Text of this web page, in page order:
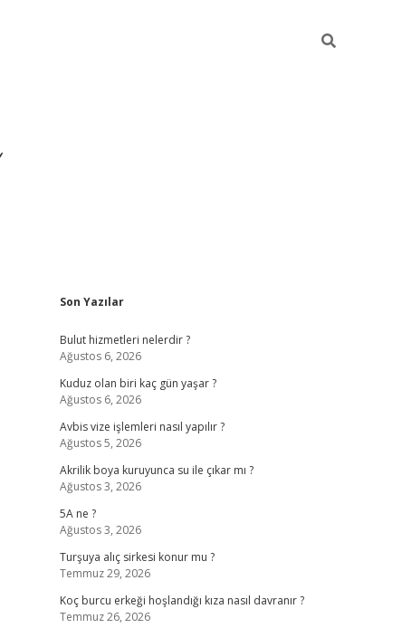
Sidebar
Son Yazılar
Bulut hizmetleri nelerdir ?
Ağustos 6, 2026
Kuduz olan biri kaç gün yaşar ?
Ağustos 6, 2026
Avbis vize işlemleri nasıl yapılır ?
Ağustos 5, 2026
Akrilik boya kuruyunca su ile çıkar mı ?
Ağustos 3, 2026
5A ne ?
Ağustos 3, 2026
Turşuya alıç sirkesi konur mu ?
Temmuz 29, 2026
Koç burcu erkeği hoşlandığı kıza nasıl davranır ?
Temmuz 26, 2026